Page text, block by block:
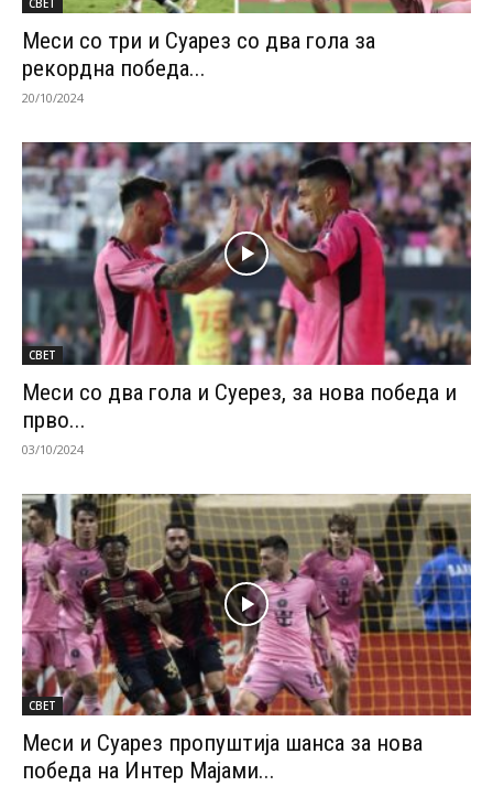
СВЕТ
Меси со три и Суарез со два гола за
рекордна победа...
20/10/2024
СВЕТ
Меси со два гола и Суерез, за нова победа и
прво...
03/10/2024
СВЕТ
Меси и Суарез пропуштија шанса за нова
победа на Интер Мајами...